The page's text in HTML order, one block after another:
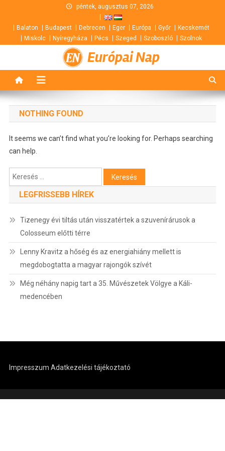
content
péntek, augusztus 07, 2026
Balaton Budapest Debrecen Eger Európa Győr
Kecskemét
Miskolc
Nyíregyháza Pécs Szeged Szoboszló Szolnok
Európai Nap
NOTHING FOUND
It seems we can’t find what you’re looking for. Perhaps searching
can help.
Keresés:
LEGFRISSEBB HÍREK
Tizenegy évi tiltás után visszatértek a szuvenírárusok a
Colosseum előtti térre
Lenny Kravitz a hőség és az energiahiány mellett is
megdobogtatta a magyar rajongók szívét
Még néhány napig tart a 35. Művészetek Völgye a Káli-
medencében
Impresszum Adatkezelési tájékoztató